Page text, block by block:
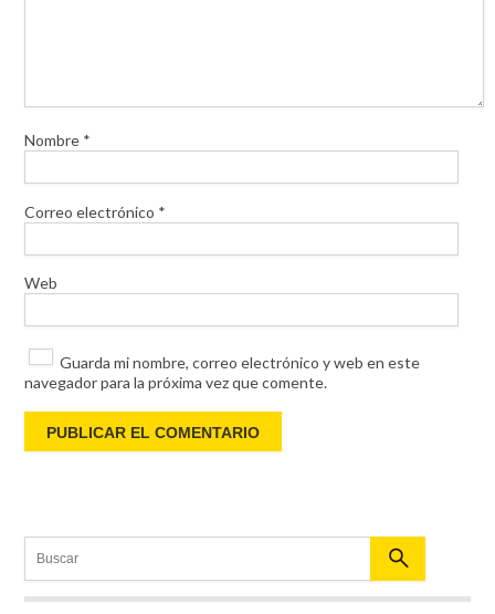
Nombre *
Correo electrónico *
Web
Guarda mi nombre, correo electrónico y web en este
navegador para la próxima vez que comente.